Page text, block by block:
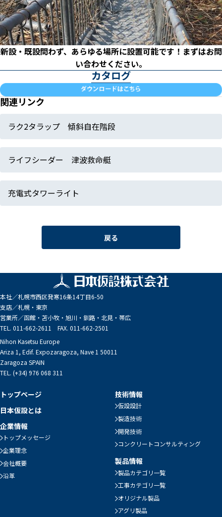
新設・既設問わず、あらゆる場所に設置可能です！まずはお問
い合わせください。
カタログ
関連リンク
ラク2タラップ 傾斜自在階段
ライフシーダー 津波救命艇
充電式タワーライト
戻る
本社／札幌市西区発寒16条14丁目6-50
支店／札幌・東京
営業所／函館・苫小牧・旭川・釧路・北見・帯広
TEL. 011-662-2611 FAX. 011-662-2501
Nihon Kasetsu Europe
Ariza 1, Edif. Expozaragoza, Nave 1 50011
Zaragoza SPAIN
TEL. (+34) 976 068 311
トップページ
日本仮設とは
企業情報
トップメッセージ
企業理念
会社概要
沿革
技術情報
仮設設計
製造技術
開発技術
コンクリートコンサルティング
製品情報
製品カテゴリ一覧
工事カテゴリ一覧
オリジナル製品
アグリ製品